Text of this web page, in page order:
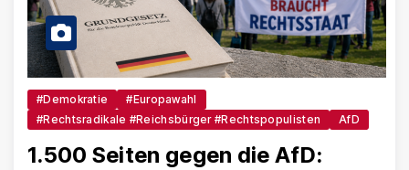
#Demokratie
#Europawahl
#Rechtsradikale #Reichsbürger #Rechtspopulisten
AfD
1.500 Seiten gegen die AfD: